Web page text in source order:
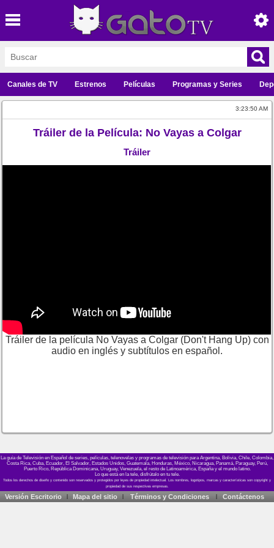
Canales de TV Estrenos Películas Programas y Series
3:23:50 AM
Tráiler de la Película: No Vayas a Colgar
Tráiler
Tráiler de la película No Vayas a Colgar (Don't Hang Up) con
audio en inglés y subtítulos en español.
La guía de Televisión en Español de series, películas, telenovelas y programas de televisión para Argentina, Bolivia, Chile, Colombia,
Costa Rica, Cuba, Ecuador, El Salvador, Estados Unidos, Guatemala, Honduras, México, Nicaragua, Panamá, Paraguay, Perú,
Puerto Rico, República Dominicana, Uruguay, Venezuela, el resto de Latinoamérica, España y el mundo latino.
Lo que está en la tele, disfrútalo en tu tele.
Versión Escritorio Mapa del sitio Términos y Condiciones Contáctenos